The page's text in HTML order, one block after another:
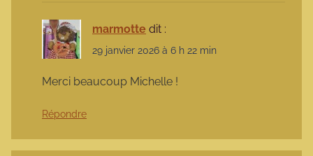
marmotte dit :
29 janvier 2026 à 6 h 22 min
Merci beaucoup Michelle !
Répondre